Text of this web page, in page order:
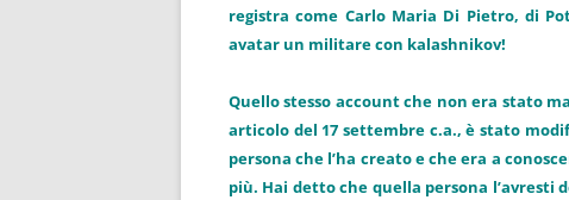
registra come Carlo Maria Di Pietro, di
avatar un militare con kalashnikov!
Quello stesso account che non era stato
articolo del 17 settembre c.a., è stato
persona che l’ha creato e che era a
più. Hai detto che quella persona